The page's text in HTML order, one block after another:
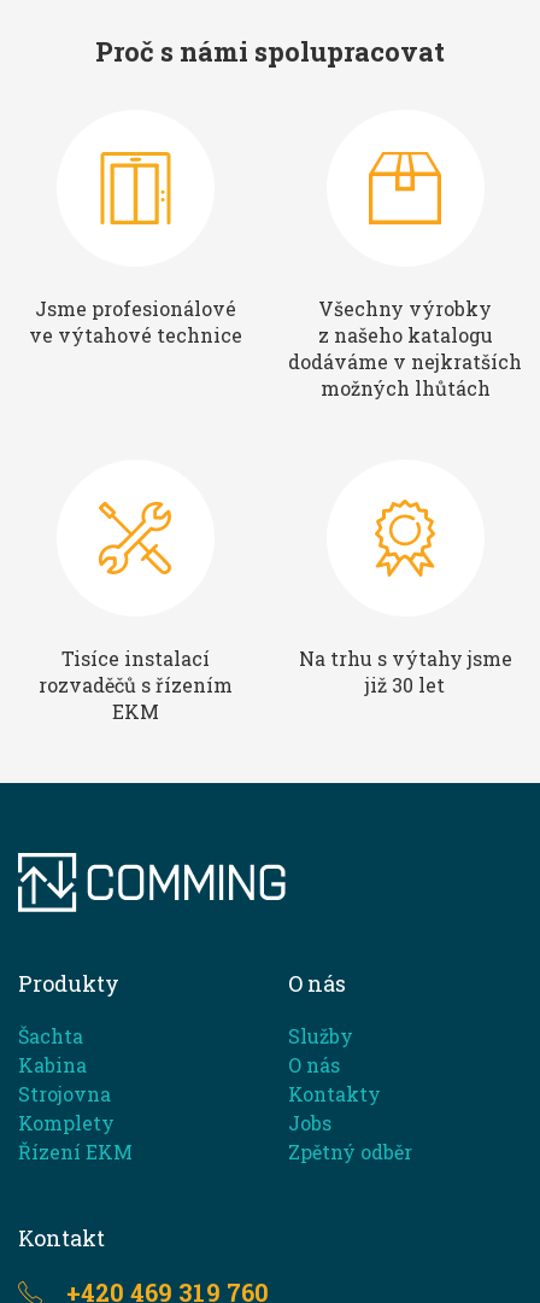
Proč s námi spolupracovat
Jsme profesionálové
ve výtahové technice
Všechny výrobky
z našeho katalogu
dodáváme v nejkratších
možných lhůtách
Tisíce instalací
rozvaděčů s řízením
EKM
Na trhu s výtahy jsme
již 30 let
Produkty
Šachta
Kabina
Strojovna
Komplety
Řízení EKM
O nás
Služby
O nás
Kontakty
Jobs
Zpětný odběr
Kontakt
+420 469 319 760